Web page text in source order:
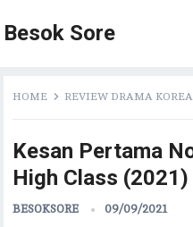
Besok Sore
HOME REVIEW DRAMA
Kesan Pertama
High Class (2021)
BESOKSORE 09/09/2021